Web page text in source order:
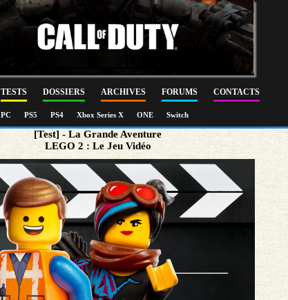
TESTS DOSSIERS ARCHIVES FORUMS CONTACTS
PC PS5 PS4 Xbox Series X ONE Switch
[Test] - La Grande Aventure
LEGO 2 : Le Jeu Vidéo